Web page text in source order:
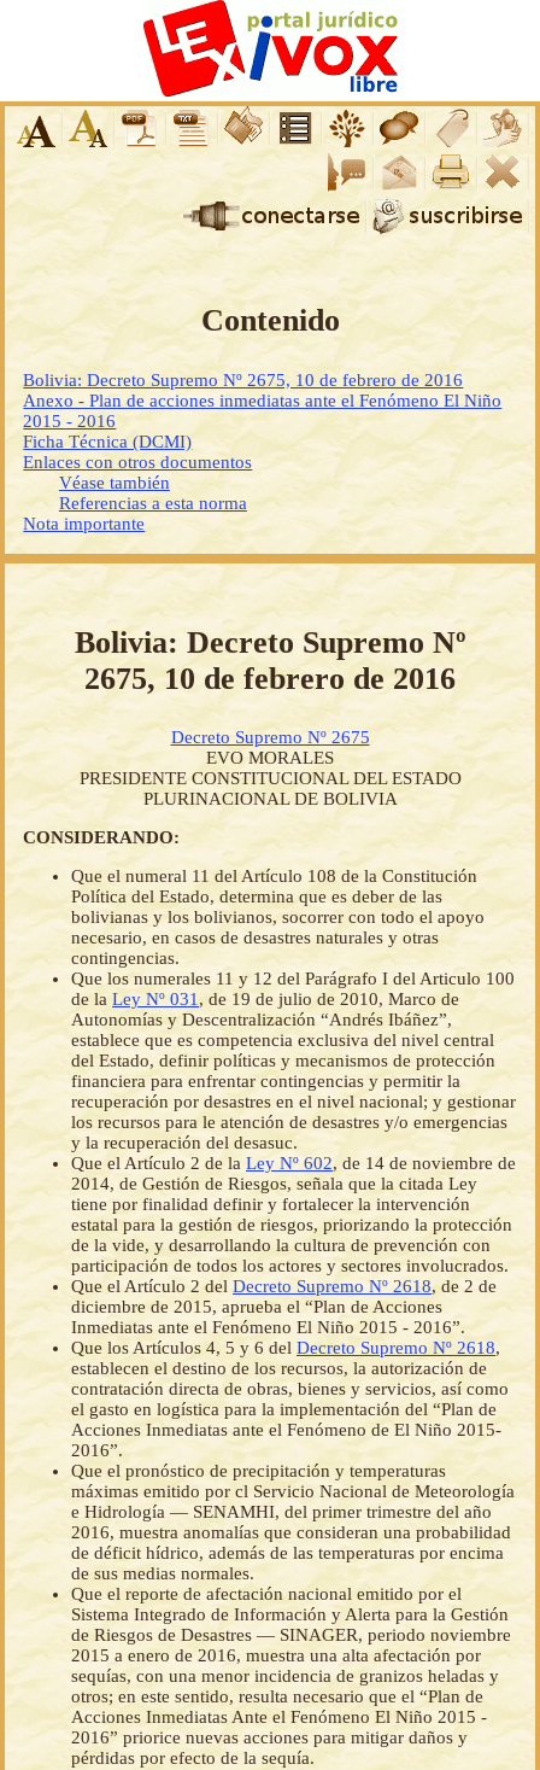
Contenido
Bolivia: Decreto Supremo Nº 2675, 10 de febrero de 2016
Anexo - Plan de acciones inmediatas ante el Fenómeno El Niño
2015 - 2016
Ficha Técnica (DCMI)
Enlaces con otros documentos
Véase también
Referencias a esta norma
Nota importante
Bolivia: Decreto Supremo Nº
2675, 10 de febrero de 2016
Decreto Supremo Nº 2675
EVO MORALES
PRESIDENTE CONSTITUCIONAL DEL ESTADO
PLURINACIONAL DE BOLIVIA
CONSIDERANDO:
Que el numeral 11 del Artículo 108 de la Constitución
Política del Estado, determina que es deber de las
bolivianas y los bolivianos, socorrer con todo el apoyo
necesario, en casos de desastres naturales y otras
contingencias.
Que los numerales 11 y 12 del Parágrafo I del Articulo 100
de la Ley Nº 031, de 19 de julio de 2010, Marco de
Autonomías y Descentralización “Andrés Ibáñez”,
establece que es competencia exclusiva del nivel central
del Estado, definir políticas y mecanismos de protección
financiera para enfrentar contingencias y permitir la
recuperación por desastres en el nivel nacional; y gestionar
los recursos para le atención de desastres y/o emergencias
y la recuperación del desasuc.
Que el Artículo 2 de la Ley Nº 602, de 14 de noviembre de
2014, de Gestión de Riesgos, señala que la citada Ley
tiene por finalidad definir y fortalecer la intervención
estatal para la gestión de riesgos, priorizando la protección
de la vide, y desarrollando la cultura de prevención con
participación de todos los actores y sectores involucrados.
Que el Artículo 2 del Decreto Supremo Nº 2618, de 2 de
diciembre de 2015, aprueba el “Plan de Acciones
Inmediatas ante el Fenómeno El Niño 2015 - 2016”.
Que los Artículos 4, 5 y 6 del Decreto Supremo Nº 2618,
establecen el destino de los recursos, la autorización de
contratación directa de obras, bienes y servicios, así como
el gasto en logística para la implementación del “Plan de
Acciones Inmediatas ante el Fenómeno de El Niño 2015-
2016”.
Que el pronóstico de precipitación y temperaturas
máximas emitido por cl Servicio Nacional de Meteorología
e Hidrología — SENAMHI, del primer trimestre del año
2016, muestra anomalías que consideran una probabilidad
de déficit hídrico, además de las temperaturas por encima
de sus medias normales.
Que el reporte de afectación nacional emitido por el
Sistema Integrado de Información y Alerta para la Gestión
de Riesgos de Desastres — SINAGER, periodo noviembre
2015 a enero de 2016, muestra una alta afectación por
sequías, con una menor incidencia de granizos heladas y
otros; en este sentido, resulta necesario que el “Plan de
Acciones Inmediatas Ante el Fenómeno El Niño 2015 -
2016” priorice nuevas acciones para mitigar daños y
pérdidas por efecto de la sequía.